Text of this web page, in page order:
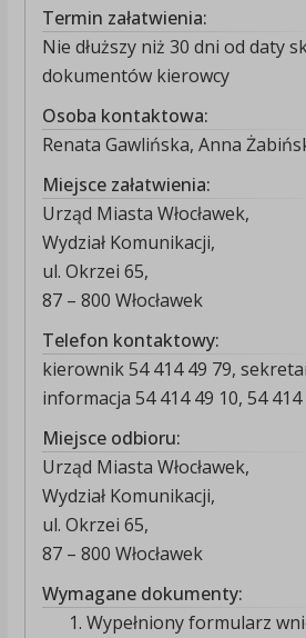
Termin załatwienia:
Nie dłuższy niż 30 dni od daty
dokumentów kierowcy
Osoba kontaktowa:
Renata Gawlińska, Anna
Miejsce załatwienia:
Urząd Miasta Włocławek,
Wydział Komunikacji,
ul. Okrzei 65,
87 – 800 Włocławek
Telefon kontaktowy:
kierownik 54 414 49 79,
informacja 54 414 49 10, 54 414
Miejsce odbioru:
Urząd Miasta Włocławek,
Wydział Komunikacji,
ul. Okrzei 65,
87 – 800 Włocławek
Wymagane dokumenty:
Wypełniony formularz